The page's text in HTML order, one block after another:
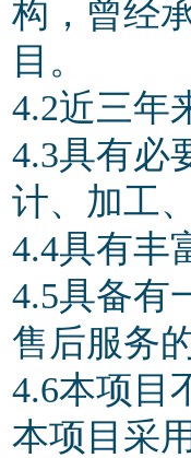
构，曾经
目。
4.2近三年
4.3具有必
计、加工
4.4具有丰
4.5具备有
售后服务
4.6本项目
本项目采